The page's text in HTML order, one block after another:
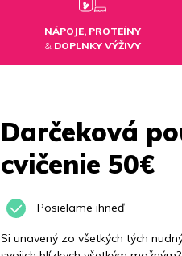
NÁPOJE, PROTEÍNY
& DOPLNKY VÝŽIVY
Darčeková
cvičenie 50€
Posielame ihneď
Si unavený zo všetkých tých